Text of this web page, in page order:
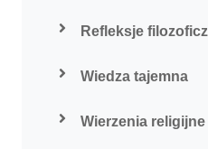
Refleksje
Wiedza tajemna
Wierzenia religijne